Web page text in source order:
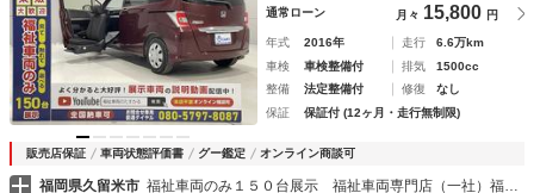
通常ローン 月々 15,800 円
年式 2016年 走行
6.6万km
車検
車検整備付 排気
1500cc
整備
法定整備付 修復
なし
保証
保証付 (12ヶ月・走行無制限)
販売店保証 車両状態評価書 グー鑑定 オンライン商談可
福岡県久留米市